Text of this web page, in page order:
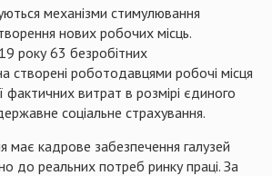
механізми стимулювання
нових робочих місць.
року 63 безробітних
створені роботодавцями робочі місця
фактичних витрат в розмірі єдиного
соціальне страхування.
має кадрове забезпечення галузей
до реальних потреб ринку праці. За